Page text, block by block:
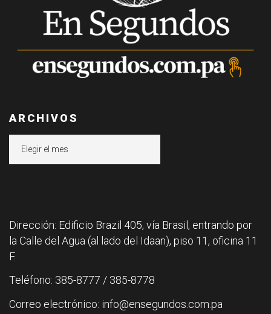
ARCHIVOS
Dirección: Edificio Brazil 405, vía Brasil, entrando por
la Calle del Agua (al lado del Idaan), piso 11, oficina 11
F.
Teléfono: 385-8777 / 385-8778
Correo electrónico: info@ensegundos.com.pa